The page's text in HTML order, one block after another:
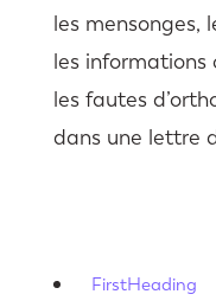
les mensonges,
les informations
les fautes
dans une lettre
FirstHeading